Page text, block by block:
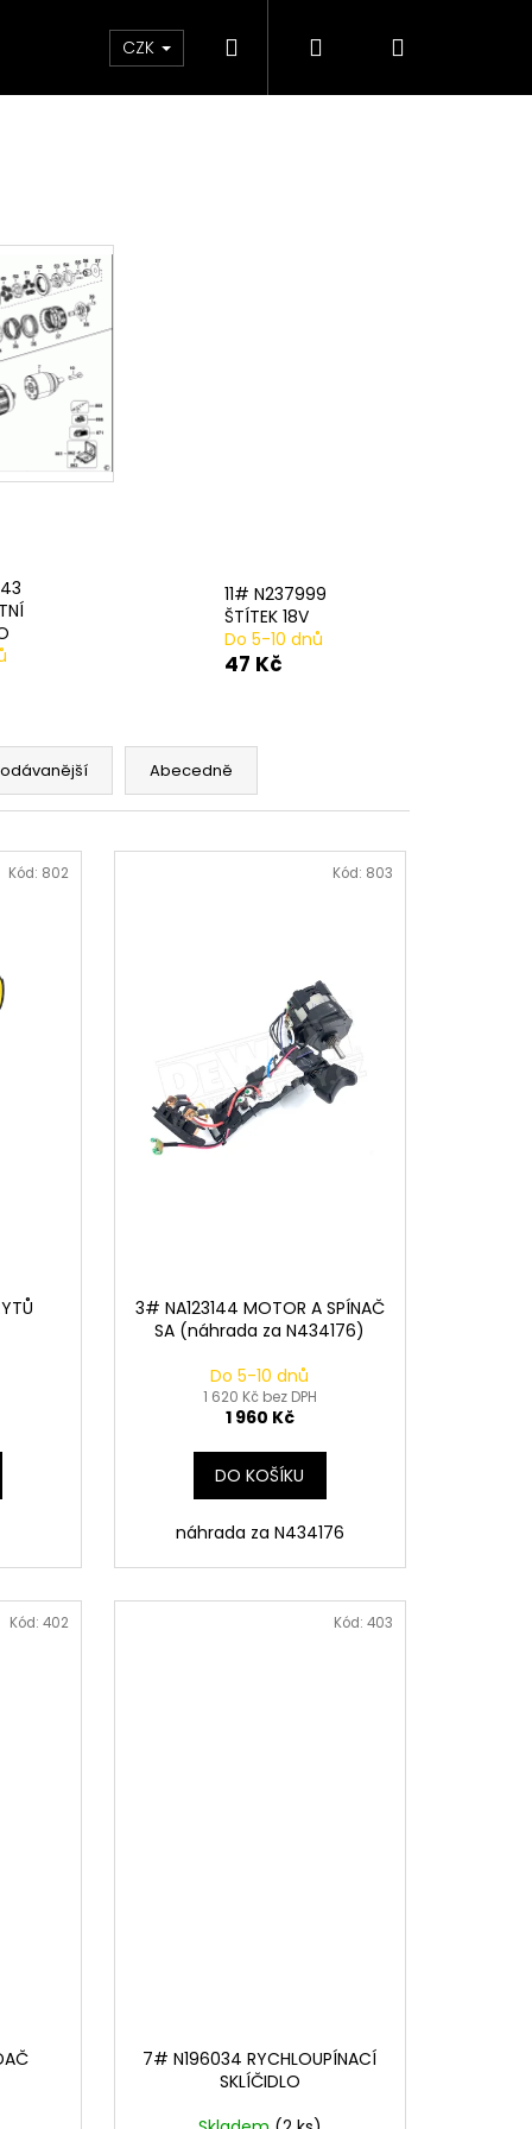
CZK HledatPřihlášení
11# N237999
ŠTÍTEK 18V
Do 5-10 dnů
47 Kč
Abecedně
Kód: 802
3# NA123144 MOTOR A SPÍNAČ
SA (náhrada za N434176)
Do 5-10 dnů
1 620 Kč bez DPH
1 960 Kč
DO KOŠÍKU
náhrada za N434176
Kód: 803
Kód: 402
7# N196034 RYCHLOUPÍNACÍ
SKLÍČIDLO
Kód: 403